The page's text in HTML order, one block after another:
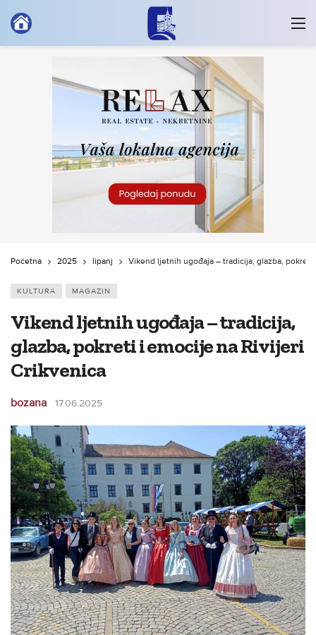
Početna 2025 lipanj Vikend ljetnih ugođaja – tradicija, glazba, pokreti
KULTURA MAGAZIN
Vikend ljetnih ugođaja – tradicija,
glazba, pokreti i emocije na Rivijeri
Crikvenica
bozana 17.06.2025